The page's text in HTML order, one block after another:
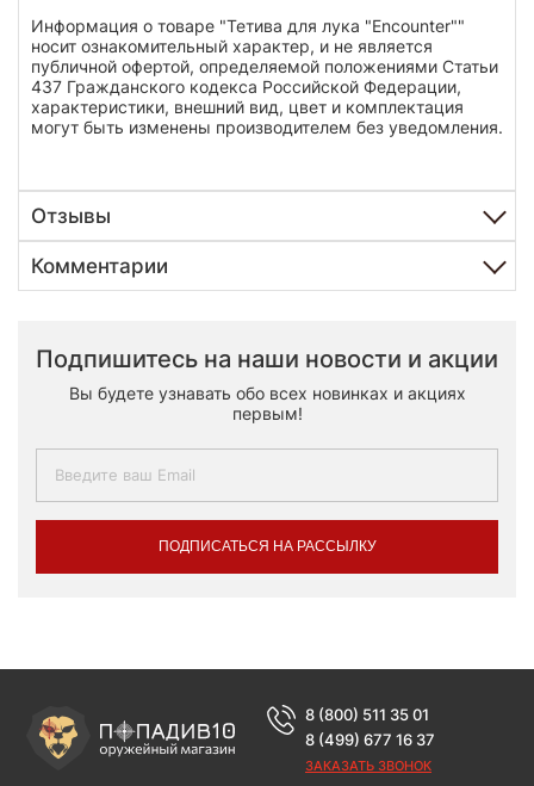
Информация о товаре "Тетива для лука "Encounter""
носит ознакомительный характер, и не является
публичной офертой, определяемой положениями Статьи
437 Гражданского кодекса Российской Федерации,
характеристики, внешний вид, цвет и комплектация
могут быть изменены производителем без уведомления.
Отзывы
Комментарии
Подпишитесь на наши новости и акции
Вы будете узнавать обо всех новинках и акциях
первым!
ПОДПИСАТЬСЯ НА РАССЫЛКУ
8 (800) 511 35 01
8 (499) 677 16 37
ЗАКАЗАТЬ ЗВОНОК